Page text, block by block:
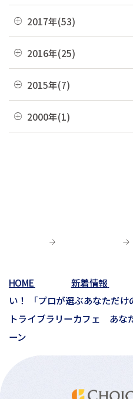
03月(7)
02月(10)
01月(4)
04月(5)
03月(8)
01月(6)
05月(10)
04月(2)
03月(8)
01月(3)
07月(10)
05月(6)
04月(2)
03月(7)
08月(4)
07月(8)
06月(10)
05月(8)
04月(10)
03月(12)
09月(4)
08月(4)
07月(5)
05月(7)
11月(9)
09月(6)
08月(2)
07月(5)
01月(4)
12月(7)
11月(2)
09月(4)
08月(3)
07月(7)
01月(2)
2017年(53)
12月(2)
11月(4)
09月(1)
03月(6)
01月(3)
2016年(25)
12月(2)
11月(3)
02月(1)
2015年(7)
11月(1)
06月(6)
2000年(1)
HOME 新着情報
い！ 「プロが選ぶあなただ
トライブラリーカフェ あな
ーン